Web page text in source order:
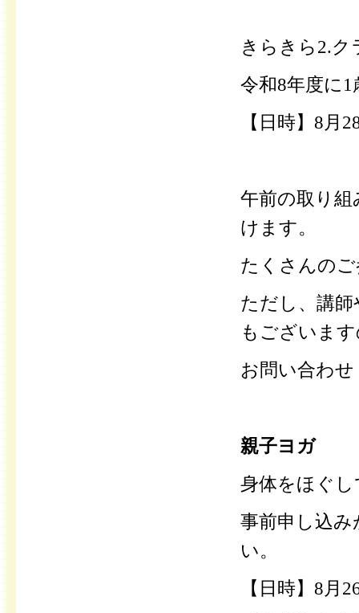
きらきら2.ク
令和8年度に
【日時】8月
午前の取り
けます。
たくさんの
ただし、講
もございま
お問 い合わ
親子ヨガ
身体をほぐ
事前申し込
い。
【日時】8月